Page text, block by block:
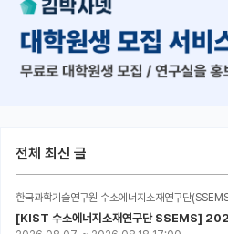
전체 최신 글
한국과학기술연구원 수소에너지소재연구단